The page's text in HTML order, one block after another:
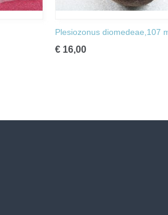
Plesiozonus diomedeae,107
€ 16,00